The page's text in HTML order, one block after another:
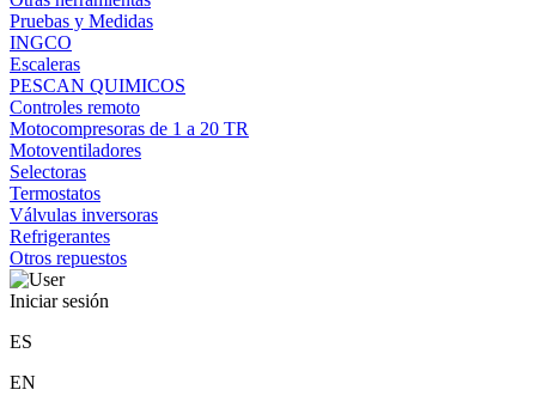
Pruebas y Medidas
INGCO
Escaleras
PESCAN QUIMICOS
Controles remoto
Motocompresoras de 1 a 20 TR
Motoventiladores
Selectoras
Termostatos
Válvulas inversoras
Refrigerantes
Otros repuestos
Iniciar sesión
ES
EN